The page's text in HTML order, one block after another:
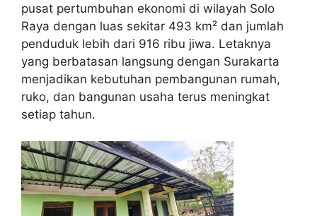
pusat pertumbuhan ekonomi di wilayah Solo
Raya dengan luas sekitar 493 km² dan jumlah
penduduk lebih dari 916 ribu jiwa. Letaknya
yang berbatasan langsung dengan Surakarta
menjadikan kebutuhan pembangunan rumah,
ruko, dan bangunan usaha terus meningkat
setiap tahun.